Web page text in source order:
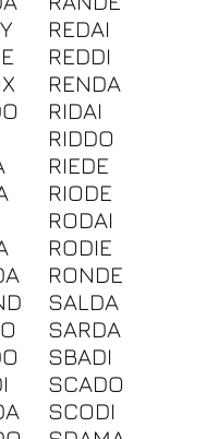
REDAI
REDDI
RENDA
RIDAI
RIDDO
RIEDE
RIODE
RODAI
RODIE
RONDE
SALDA
SARDA
SBADI
SCADO
SCODI